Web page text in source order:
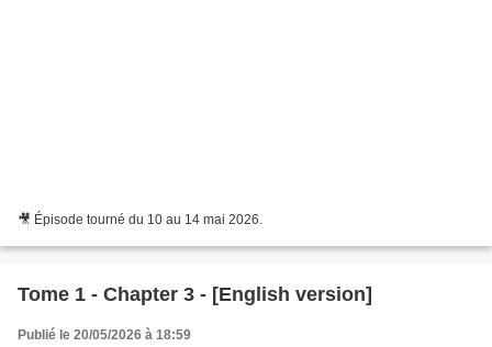
🎥 Épisode tourné du 10 au 14 mai 2026.
Tome 1 - Chapter 3 - [English version]
Publié le 20/05/2026 à 18:59